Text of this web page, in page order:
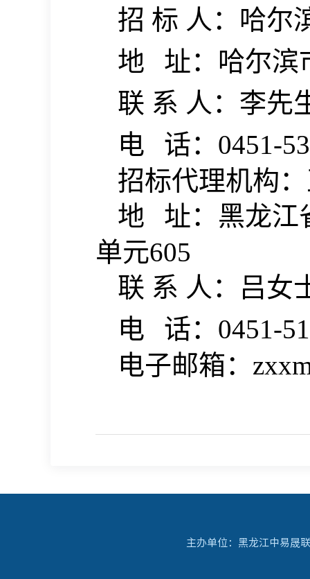
招 标 人： 哈尔
地
址： 哈尔滨
联 系 人： 李先
电
话： 0451-
招标代理机构：
地
址： 黑龙江
单元605
联 系 人：
吕女
电
话： 0451-
电子邮箱：
主办单位：黑龙江中易晟